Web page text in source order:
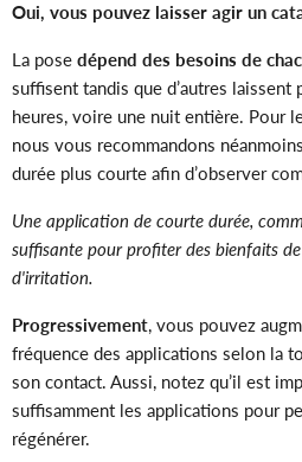
Oui, vous pouvez laisser agir un
La pose dépend des besoins de
suffisent tandis que d’autres laissent
heures, voire une nuit entière. Pour
nous vous recommandons
durée plus courte afin d’observer
Une application de courte durée,
suffisante pour profiter des bienfaits
d'irritation.
Progressivement, vous pouvez
fréquence des applications selon la
son contact. Aussi, notez qu’il est
suffisamment les applications pour
régénérer.